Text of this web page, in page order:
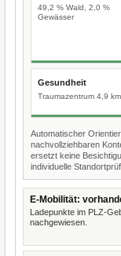
49,2 % Wald, 2,0 %
Gewässer
Gesundheit
Traumazentrum 4,9 km
Automatischer
nachvollziehbaren
ersetzt keine
individuelle
E-Mobilität:
Ladepunkte im PLZ-
nachgewiesen.